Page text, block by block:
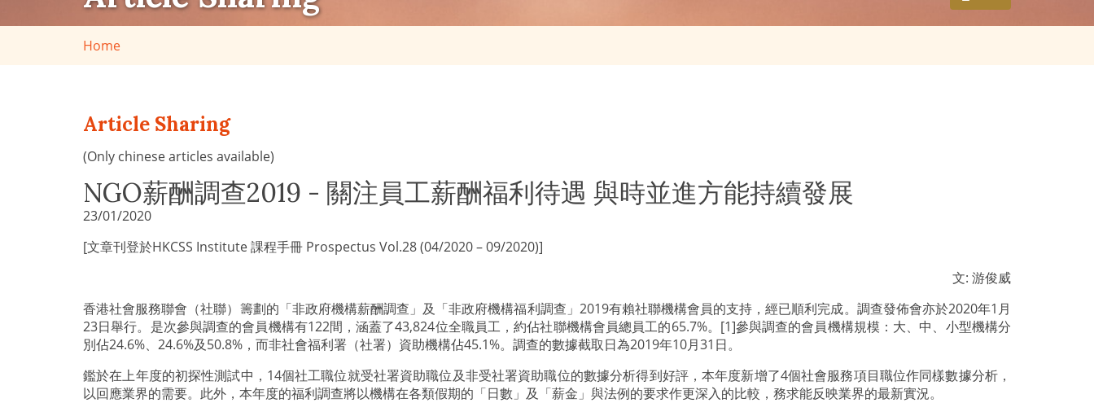
Home
Article Sharing
(Only chinese articles available)
NGO薪酬調查2019 - 關注員工薪酬福利待遇 與時並進方能持續發展
23/01/2020
[文章刊登於HKCSS Institute 課程手冊 Prospectus Vol.28 (04/2020 – 09/2020)]
文: 游俊威
香港社會服務聯會（社聯）籌劃的「非政府機構薪酬調查」及「非政府機構福利調查」2019有賴社聯機構會員的支持，經已順利完成。調查發佈會亦於2020年1月
23日舉行。是次參與調查的會員機構有122間，涵蓋了43,824位全職員工，約佔社聯機構會員總員工的65.7%。[1]參與調查的會員機構規模：大、中、小型機構分
別佔24.6%、24.6%及50.8%，而非社會福利署（社署）資助機構佔45.1%。調查的數據截取日為2019年10月31日。
鑑於在上年度的初探性測試中，14個社工職位就受社署資助職位及非受社署資助職位的數據分析得到好評，本年度新增了4個社會服務項目職位作同樣數據分析，
以回應業界的需要。此外，本年度的福利調查將以機構在各類假期的「日數」及「薪金」與法例的要求作更深入的比較，務求能反映業界的最新實況。